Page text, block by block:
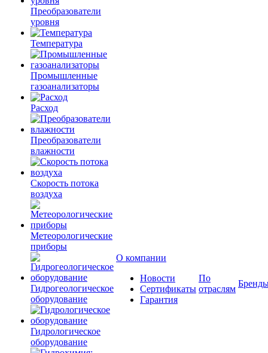
Преобразователи
уровня
Температура
Промышленные
газоанализаторы
Расход
Преобразователи
влажности
Скорость потока
воздуха
Метеорологические
приборы
Гидрогеологическое
оборудование
Гидрологическое
оборудование
О компании
Новости
Сертификаты
Гарантия
По
отраслям